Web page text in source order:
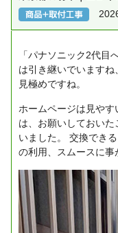
「パナソニック2代目
は引き継いでいます
見極めですね。
ホームページは見やす
は、お願いしておい
いました。
交換でき
の利用、スムースに事